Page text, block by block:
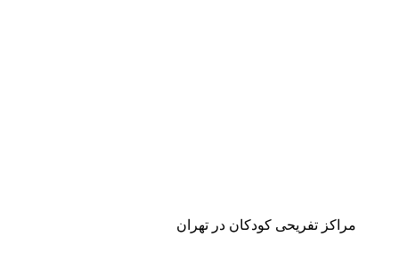
مراکز تفریحی کودکان در تهران